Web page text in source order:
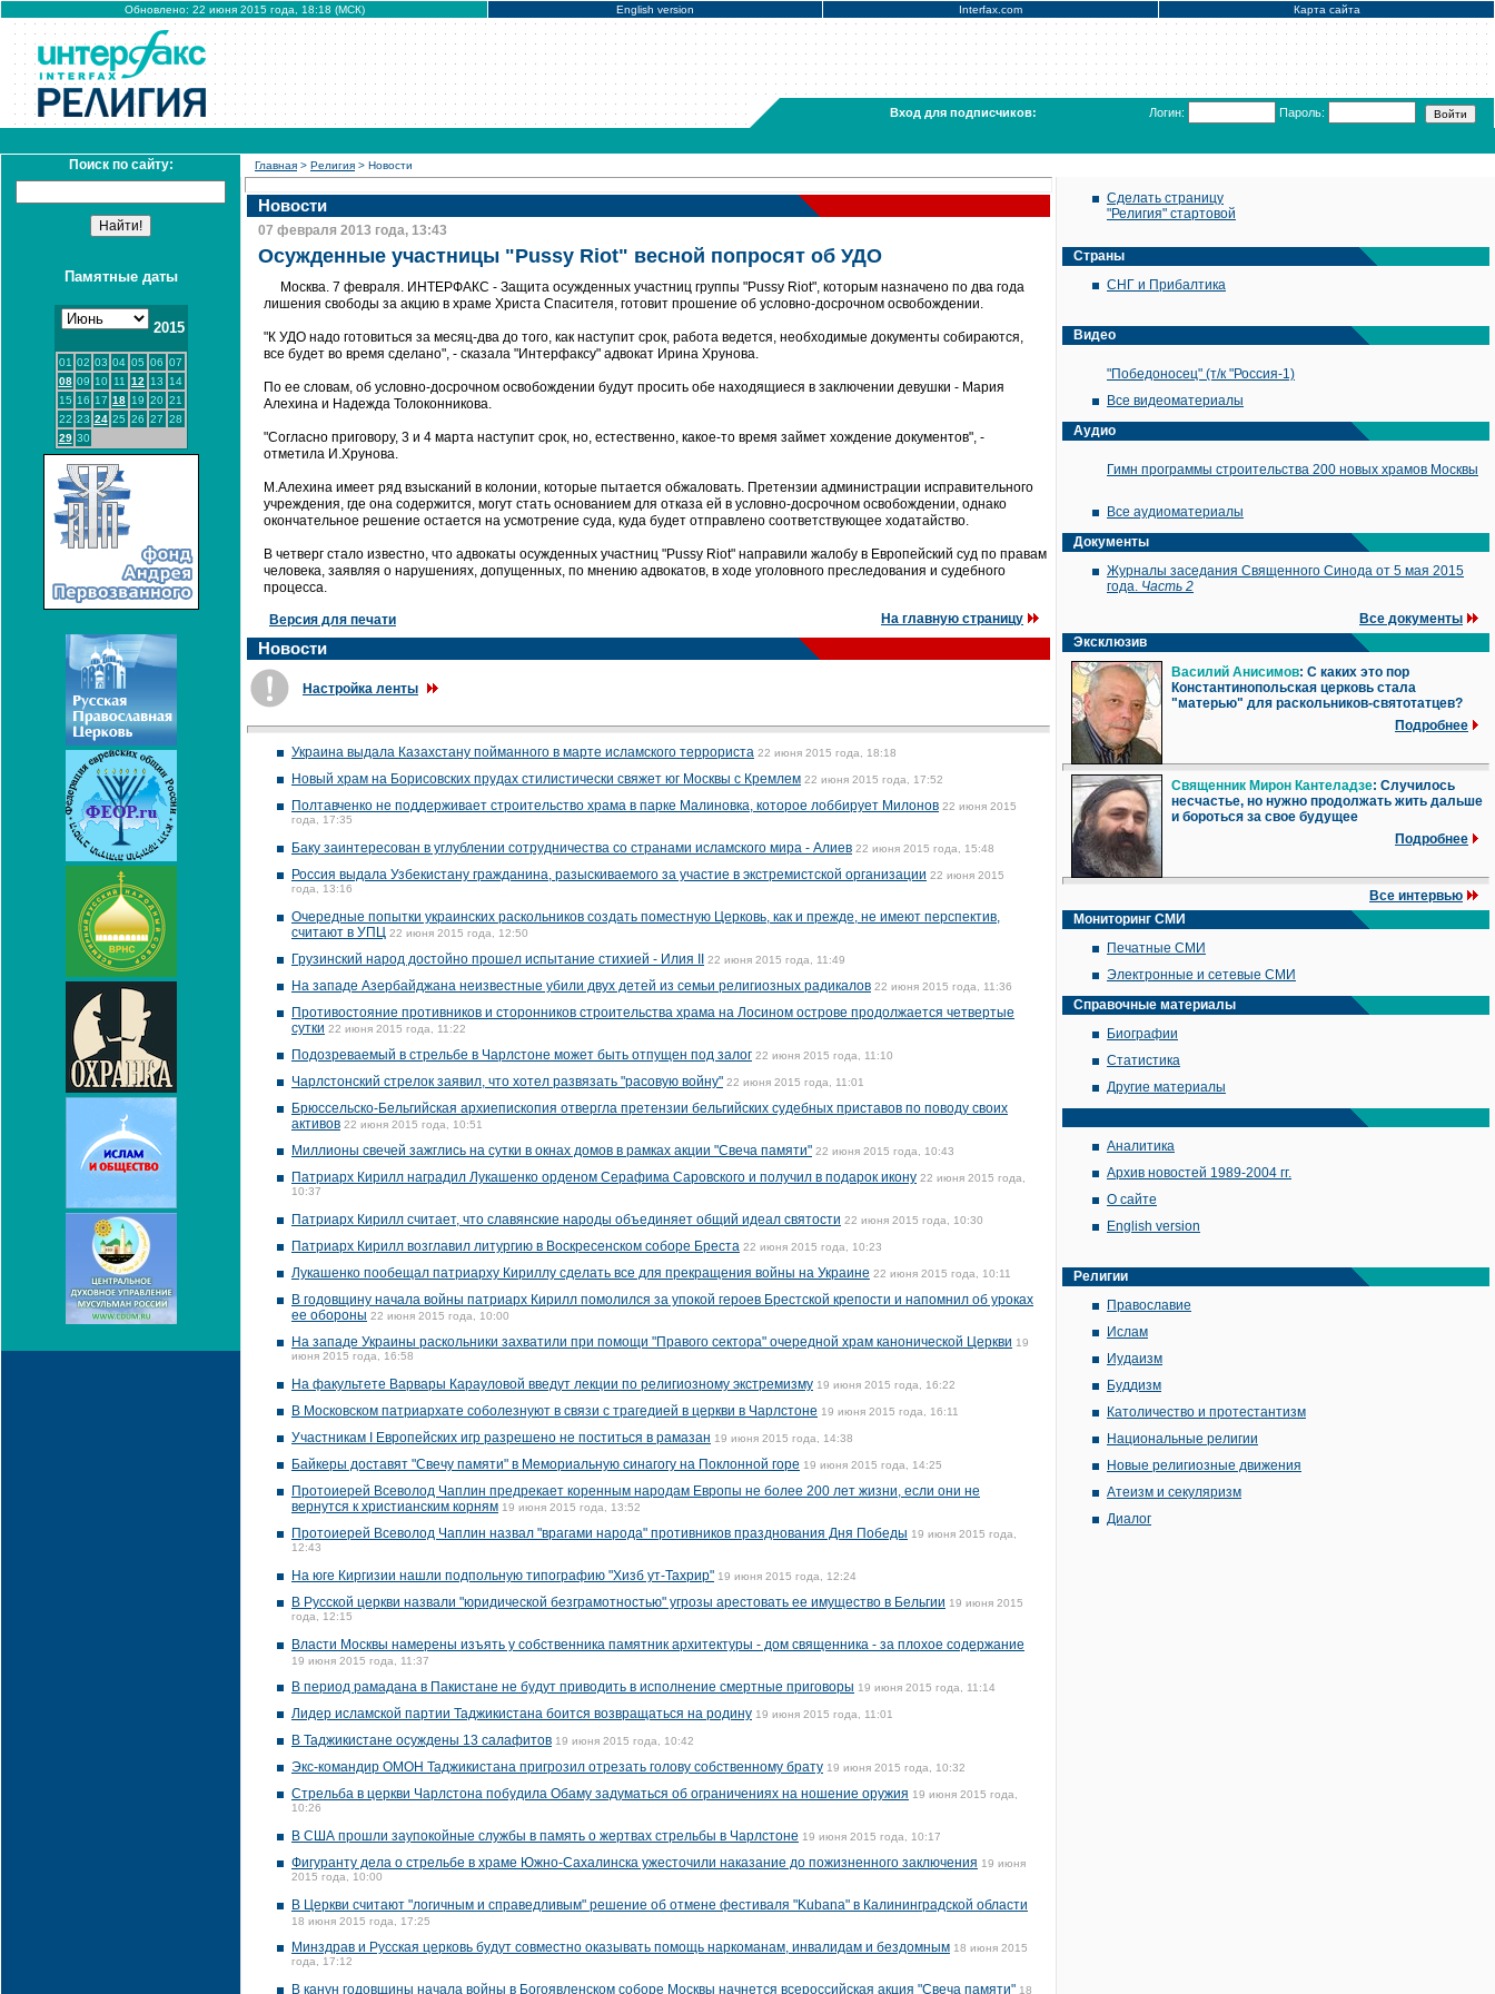
Обновлено: 22 июня 2015 года, 18:18 (МСК) English version Interfax.com Карта сайта
Вход для подписчиков: Логин: Пароль:
Поиск по сайту:
Памятные даты
2015
01 02 03 04 05 06 07
08 09 10 11 12 13
14
15 16 17 18 19 20 21
22 23 24 25 26 27 28
29 30
Главная > Религия > Новости
Новости
07 февраля 2013 года, 13:43
Осужденные участницы "Pussy Riot" весной попросят об УДО
Москва. 7 февраля. ИНТЕРФАКС - Защита осужденных участниц группы "Pussy Riot", которым назначено по два года
лишения свободы за акцию в храме Христа Спасителя, готовит прошение об условно-досрочном освобождении.
"К УДО надо готовиться за месяц-два до того, как наступит срок, работа ведется, необходимые документы собираются,
все будет во время сделано", - сказала "Интерфаксу" адвокат Ирина Хрунова.
По ее словам, об условно-досрочном освобождении будут просить обе находящиеся в заключении девушки - Мария
Алехина и Надежда Толоконникова.
"Согласно приговору, 3 и 4 марта наступит срок, но, естественно, какое-то время займет хождение документов", -
отметила И.Хрунова.
М.Алехина имеет ряд взысканий в колонии, которые пытается обжаловать. Претензии администрации исправительного
учреждения, где она содержится, могут стать основанием для отказа ей в условно-досрочном освобождении, однако
окончательное решение остается на усмотрение суда, куда будет отправлено соответствующее ходатайство.
В четверг стало известно, что адвокаты осужденных участниц "Pussy Riot" направили жалобу в Европейский суд по правам
человека, заявляя о нарушениях, допущенных, по мнению адвокатов, в ходе уголовного преследования и судебного
процесса.
Версия для печати На главную страницу
Новости
Настройка ленты
Украина выдала Казахстану пойманного в марте исламского террориста 22 июня 2015 года, 18:18
Новый храм на Борисовских прудах стилистически свяжет юг Москвы с Кремлем 22 июня 2015 года, 17:52
Полтавченко не поддерживает строительство храма в парке Малиновка, которое лоббирует Милонов 22 июня 2015
года, 17:35
Баку заинтересован в углублении сотрудничества со странами исламского мира - Алиев 22 июня 2015 года, 15:48
Россия выдала Узбекистану гражданина, разыскиваемого за участие в экстремистской организации 22 июня 2015
года, 13:16
Очередные попытки украинских раскольников создать поместную Церковь, как и прежде, не имеют перспектив,
считают в УПЦ 22 июня 2015 года, 12:50
Грузинский народ достойно прошел испытание стихией - Илия II 22 июня 2015 года, 11:49
На западе Азербайджана неизвестные убили двух детей из семьи религиозных радикалов 22 июня 2015 года, 11:36
Противостояние противников и сторонников строительства храма на Лосином острове продолжается четвертые
сутки 22 июня 2015 года, 11:22
Подозреваемый в стрельбе в Чарлстоне может быть отпущен под залог 22 июня 2015 года, 11:10
Чарлстонский стрелок заявил, что хотел развязать "расовую войну" 22 июня 2015 года, 11:01
Брюссельско-Бельгийская архиепископия отвергла претензии бельгийских судебных приставов по поводу своих
активов 22 июня 2015 года, 10:51
Миллионы свечей зажглись на сутки в окнах домов в рамках акции "Свеча памяти" 22 июня 2015 года, 10:43
Патриарх Кирилл наградил Лукашенко орденом Серафима Саровского и получил в подарок икону 22 июня 2015 года,
10:37
Патриарх Кирилл считает, что славянские народы объединяет общий идеал святости 22 июня 2015 года, 10:30
Патриарх Кирилл возглавил литургию в Воскресенском соборе Бреста 22 июня 2015 года, 10:23
Лукашенко пообещал патриарху Кириллу сделать все для прекращения войны на Украине 22 июня 2015 года, 10:11
В годовщину начала войны патриарх Кирилл помолился за упокой героев Брестской крепости и напомнил об уроках
ее обороны 22 июня 2015 года, 10:00
На западе Украины раскольники захватили при помощи "Правого сектора" очередной храм канонической Церкви 19
июня 2015 года, 16:58
На факультете Варвары Карауловой введут лекции по религиозному экстремизму 19 июня 2015 года, 16:22
В Московском патриархате соболезнуют в связи с трагедией в церкви в Чарлстоне 19 июня 2015 года, 16:11
Участникам I Европейских игр разрешено не поститься в рамазан 19 июня 2015 года, 14:38
Байкеры доставят "Свечу памяти" в Мемориальную синагогу на Поклонной горе 19 июня 2015 года, 14:25
Протоиерей Всеволод Чаплин предрекает коренным народам Европы не более 200 лет жизни, если они не
вернутся к христианским корням 19 июня 2015 года, 13:52
Протоиерей Всеволод Чаплин назвал "врагами народа" противников празднования Дня Победы 19 июня 2015 года,
12:43
На юге Киргизии нашли подпольную типографию "Хизб ут-Тахрир" 19 июня 2015 года, 12:24
В Русской церкви назвали "юридической безграмотностью" угрозы арестовать ее имущество в Бельгии 19 июня 2015
года, 12:15
Власти Москвы намерены изъять у собственника памятник архитектуры - дом священника - за плохое содержание
19 июня 2015 года, 11:37
В период рамадана в Пакистане не будут приводить в исполнение смертные приговоры 19 июня 2015 года, 11:14
Лидер исламской партии Таджикистана боится возвращаться на родину 19 июня 2015 года, 11:01
В Таджикистане осуждены 13 салафитов 19 июня 2015 года, 10:42
Экс-командир ОМОН Таджикистана пригрозил отрезать голову собственному брату 19 июня 2015 года, 10:32
Стрельба в церкви Чарлстона побудила Обаму задуматься об ограничениях на ношение оружия 19 июня 2015 года,
10:26
В США прошли заупокойные службы в память о жертвах стрельбы в Чарлстоне 19 июня 2015 года, 10:17
Фигуранту дела о стрельбе в храме Южно-Сахалинска ужесточили наказание до пожизненного заключения 19 июня
2015 года, 10:00
В Церкви считают "логичным и справедливым" решение об отмене фестиваля "Kubana" в Калининградской области
18 июня 2015 года, 17:25
Минздрав и Русская церковь будут совместно оказывать помощь наркоманам, инвалидам и бездомным 18 июня 2015
года, 17:12
В канун годовщины начала войны в Богоявленском соборе Москвы начнется всероссийская акция "Свеча памяти" 18
Сделать страницу
"Религия" стартовой
Страны
СНГ и Прибалтика
Видео
"Победоносец" (т/к "Россия-1)
Все видеоматериалы
Аудио
Гимн программы строительства 200 новых храмов Москвы
Все аудиоматериалы
Документы
Журналы заседания Священного Синода от 5 мая 2015
года. Часть 2
Все документы
Эксклюзив
Василий Анисимов: С каких это пор
Константинопольская церковь стала
"матерью" для раскольников-святотатцев?
Подробнее
Священник Мирон Кантеладзе: Случилось
несчастье, но нужно продолжать жить дальше
и бороться за свое будущее
Подробнее
Все интервью
Мониторинг СМИ
Печатные СМИ
Электронные и сетевые СМИ
Справочные материалы
Биографии
Статистика
Другие материалы
Аналитика
Архив новостей 1989-2004 гг.
О сайте
English version
Религии
Православие
Ислам
Иудаизм
Буддизм
Католичество и протестантизм
Национальные религии
Новые религиозные движения
Атеизм и секуляризм
Диалог